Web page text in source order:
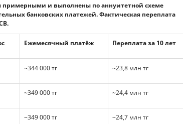
примерными и выполнены по аннуитетной схеме
банковских платежей. Фактическая переплата
Ежемесячный платёж Переплата за 10 лет
~344 000 тг ~23,8 млн тг
~349 000 тг ~24,4 млн тг
~349 000 тг ~24,7 млн тг